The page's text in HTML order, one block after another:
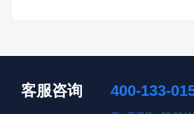
客服咨询 400-133-